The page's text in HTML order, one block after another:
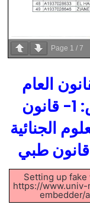
Page 1 / 7
العام
السنة الأولى ماسترتخصص: 1- قانون
الجنائية
Setting up
https://
embedder/